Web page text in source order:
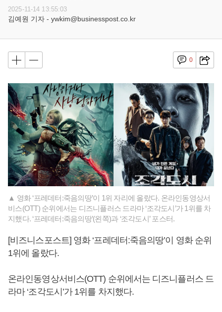
2025-11-14 13:55:03
김예원 기자 - ywkim@businesspost.co.kr
0
▲ 영화 ‘프레데터:죽음의땅’이 1위 자리에 올랐다. 온라인동영상서
비스(OTT) 순위에서는 디즈니플러스 드라마 ‘조각도시’가 1위를 차
지했다. ‘프레데터:죽음의땅’(왼쪽)과 ‘조각도시’ 포스터.
[비즈니스포스트] 영화 ‘프레데터:죽음의땅’이 영화 순위
1위에 올랐다.
온라인동영상서비스(OTT) 순위에서는 디즈니플러스 드
라마 ‘조각도시’가 1위를 차지했다.